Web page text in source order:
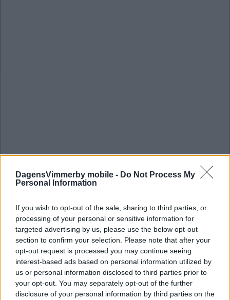
DagensVimmerby mobile - Do Not Process My
Personal Information
If you wish to opt-out of the sale, sharing to third parties, or
processing of your personal or sensitive information for
targeted advertising by us, please use the below opt-out
section to confirm your selection. Please note that after your
opt-out request is processed you may continue seeing
interest-based ads based on personal information utilized by
us or personal information disclosed to third parties prior to
your opt-out. You may separately opt-out of the further
disclosure of your personal information by third parties on the